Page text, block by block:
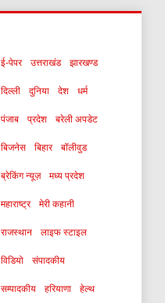
ई-पेपर उत्तराखंड झारखण्ड
दिल्ली दुनिया देश धर्म
पंजाब प्रदेश बरेली अपडेट
बिजनेस बिहार बॉलीवुड
ब्रेकिंग न्यूज़ मध्य प्रदेश
महाराष्ट्र मेरी कहानी
राजस्थान लाइफ स्टाइल
विडियो संपादकीय
सम्पादकीय हरियाणा हेल्थ